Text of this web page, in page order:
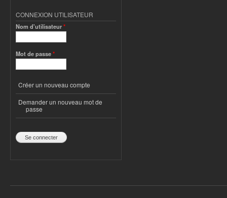
CONNEXION UTILISATEUR
Nom d'utilisateur*
Mot de passe*
Créer un nouveau compte
Demander un nouveau mot de
passe